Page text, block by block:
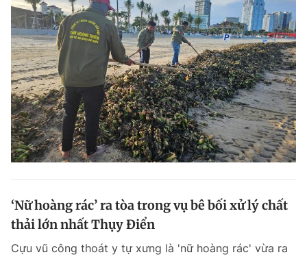
‘Nữ hoàng rác’ ra tòa trong vụ bê bối xử lý chất
thải lớn nhất Thụy Điển
Cựu vũ công thoát y tự xưng là 'nữ hoàng rác' vừa ra